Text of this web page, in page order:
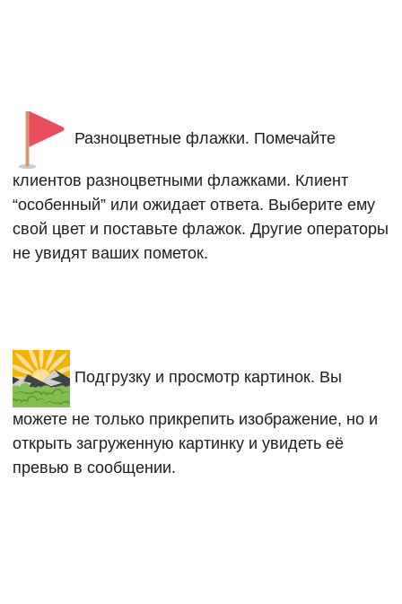
Разноцветные флажки. Помечайте
клиентов разноцветными флажками. Клиент
“особенный” или ожидает ответа. Выберите ему
свой цвет и поставьте флажок. Другие операторы
не увидят ваших пометок.
Подгрузку и просмотр картинок. Вы
можете не только прикрепить изображение, но и
открыть загруженную картинку и увидеть её
превью в сообщении.